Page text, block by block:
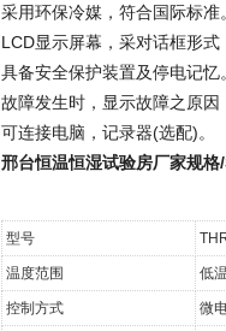
采用环保冷媒，符合国际标准
LCD显示屏幕，采对话框形式
具备安全保护装置及停电记忆
故障发生时，显示故障之原因
可连接电脑，记录器(选配)。
邢台恒温恒湿试验房厂家规格
型号
温度范围 低
控制方式 微